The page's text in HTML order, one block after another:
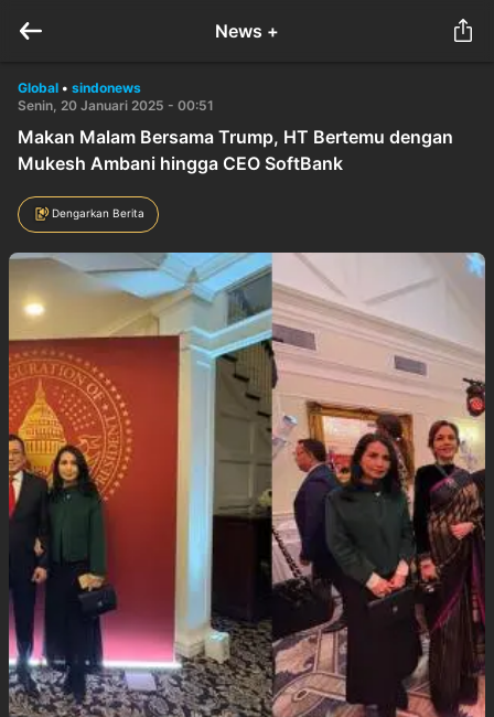
News +
Global • sindonews
Senin, 20 Januari 2025 - 00:51
Makan Malam Bersama Trump, HT Bertemu dengan
Mukesh Ambani hingga CEO SoftBank
Dengarkan Berita